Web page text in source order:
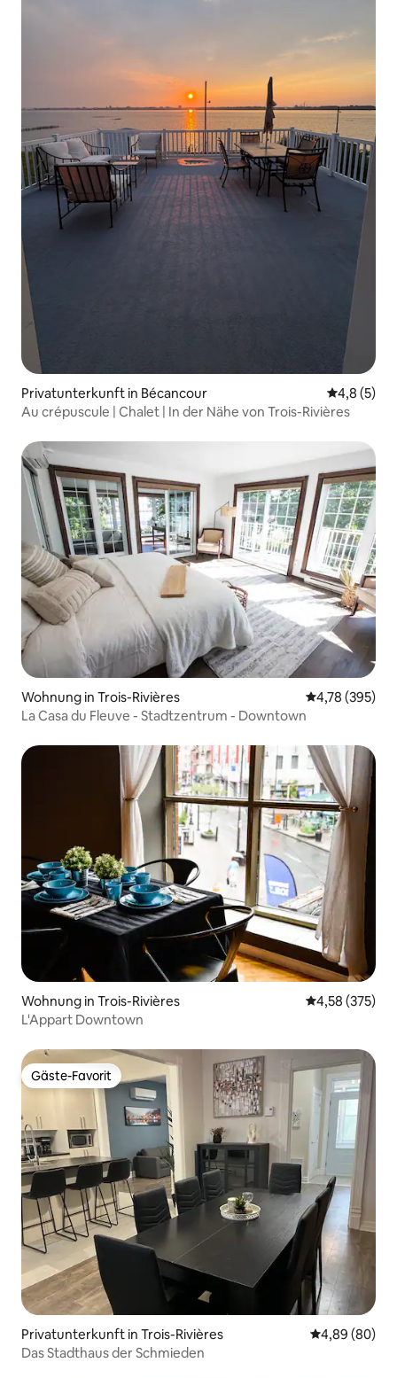
Privatunterkunft in Bécancour
4,8 (5)
Au crépuscule | Chalet | In der Nähe von Trois-Rivières
Wohnung in Trois-Rivières
4,78 (395)
La Casa du Fleuve - Stadtzentrum - Downtown
Wohnung in Trois-Rivières
4,58 (375)
L'Appart Downtown
Gäste-Favorit
Gäste-Favorit
Privatunterkunft in Trois-Rivières
4,89 (80)
Das Stadthaus der Schmieden